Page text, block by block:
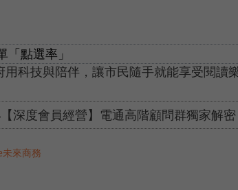
點選率」
科技與陪伴，讓市民隨手就能享受閱讀
深度會員經營】電通高階顧問群獨家解密
來商務